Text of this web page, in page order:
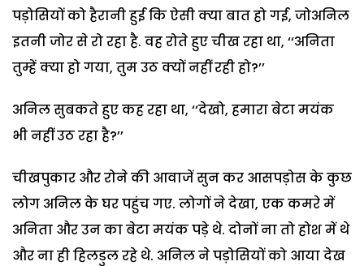
पड़ोसियों को हैरानी हुई कि ऐसी क्या बात हो गई, जोअनिल
इतनी जोर से रो रहा है. वह रोते हुए चीख रहा था, ‘‘अनिता
तुम्हें क्या हो गया, तुम उठ क्यों नहीं रही हो?’’
अनिल सुबकते हुए कह रहा था, ‘‘देखो, हमारा बेटा मयंक
भी नहीं उठ रहा है?’’
चीखपुकार और रोने की आवाजें सुन कर आसपड़ोस के कुछ
लोग अनिल के घर पहुंच गए. लोगों ने देखा, एक कमरे में
अनिता और उन का बेटा मयंक पड़े थे. दोनों ना तो होश में थे
और ना ही हिलडुल रहे थे. अनिल ने पड़ोसियों को आया देख